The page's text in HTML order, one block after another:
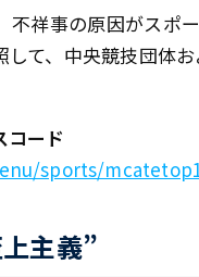
祥事の原因がスポ
て、中央競技団体
コード
sports/
主義”